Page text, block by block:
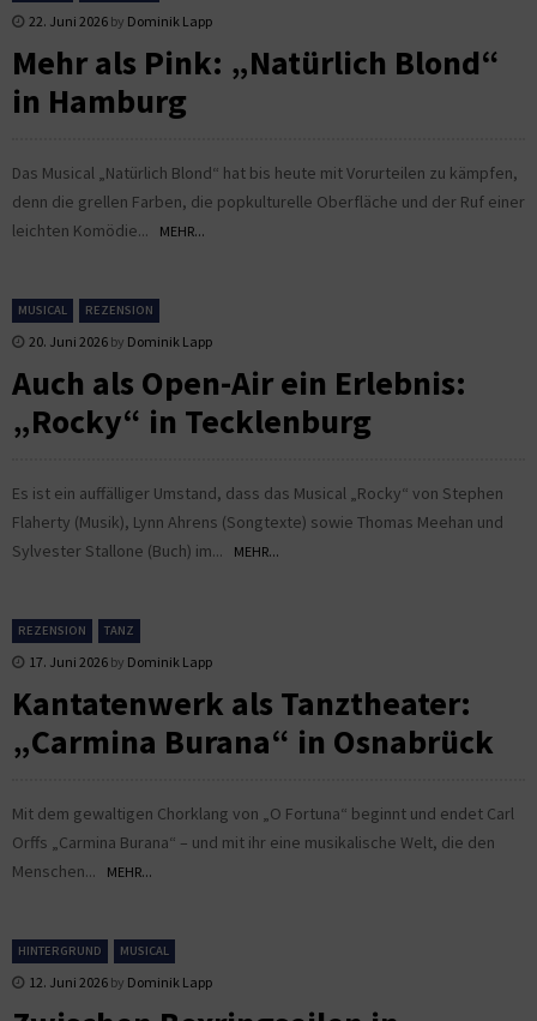
22. Juni 2026 by Dominik Lapp
Mehr als Pink: „Natürlich Blond“
in Hamburg
Das Musical „Natürlich Blond“ hat bis heute mit Vorurteilen zu kämpfen,
denn die grellen Farben, die popkulturelle Oberfläche und der Ruf einer
leichten Komödie...
MEHR...
MUSICAL REZENSION
20. Juni 2026 by Dominik Lapp
Auch als Open-Air ein Erlebnis:
„Rocky“ in Tecklenburg
Es ist ein auffälliger Umstand, dass das Musical „Rocky“ von Stephen
Flaherty (Musik), Lynn Ahrens (Songtexte) sowie Thomas Meehan und
Sylvester Stallone (Buch) im...
MEHR...
REZENSION TANZ
17. Juni 2026 by Dominik Lapp
Kantatenwerk als Tanztheater:
„Carmina Burana“ in Osnabrück
Mit dem gewaltigen Chorklang von „O Fortuna“ beginnt und endet Carl
Orffs „Carmina Burana“ – und mit ihr eine musikalische Welt, die den
Menschen...
MEHR...
HINTERGRUND MUSICAL
12. Juni 2026 by Dominik Lapp